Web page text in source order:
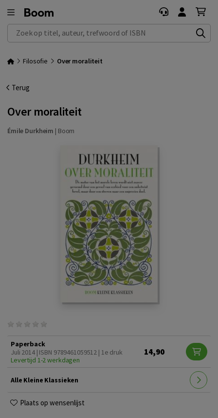
Zoek op titel, auteur, trefwoord of ISBN
Filosofie Over moraliteit
Terug
Over moraliteit
Émile Durkheim | Boom
Paperback
Juli 2014 | ISBN 9789461059512 | 1e druk
Levertijd 1-2 werkdagen
14,90
Alle Kleine Klassieken
Plaats op wensenlijst